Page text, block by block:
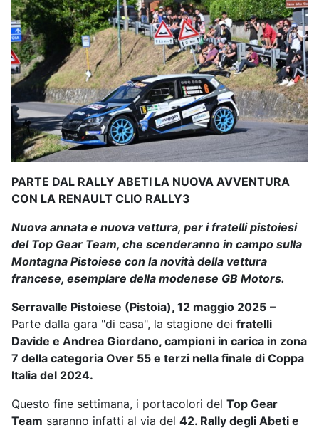
PARTE DAL RALLY ABETI LA NUOVA AVVENTURA
CON LA RENAULT CLIO RALLY3
Nuova annata e nuova vettura, per i fratelli pistoiesi
del Top Gear Team, che scenderanno in campo sulla
Montagna Pistoiese con la novità della vettura
francese, esemplare della modenese GB Motors.
Serravalle Pistoiese (Pistoia), 12 maggio 2025 –
Parte dalla gara "di casa", la stagione dei fratelli
Davide e Andrea Giordano, campioni in carica in zona
7 della categoria Over 55 e terzi nella finale di Coppa
Italia del 2024.
Questo fine settimana, i portacolori del Top Gear
Team saranno infatti al via del 42. Rally degli Abeti e